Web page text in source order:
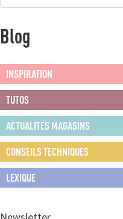
Blog
INSPIRATION
TUTOS
ACTUALITÉS MAGASINS
CONSEILS TECHNIQUES
LEXIQUE